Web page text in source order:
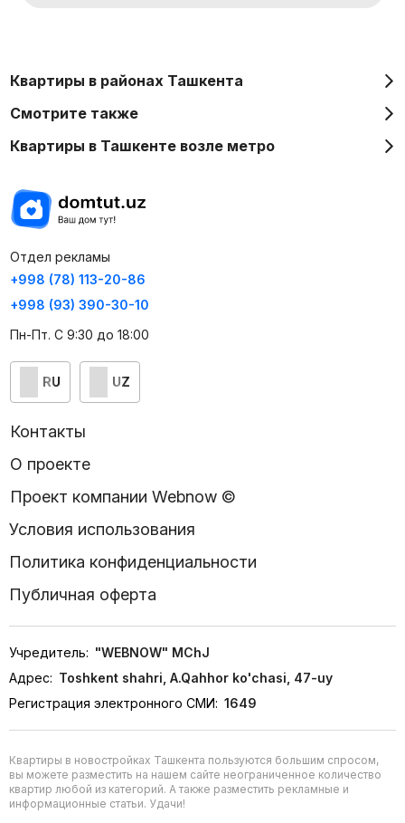
Квартиры в районах Ташкента
Смотрите также
Квартиры в Ташкенте возле метро
Отдел рекламы
+998 (78) 113-20-86
+998 (93) 390-30-10
Пн-Пт. С 9:30 до 18:00
RU UZ
Контакты
О проекте
Проект компании Webnow ©
Условия использования
Политика конфиденциальности
Публичная оферта
Учредитель: "WEBNOW" MChJ
Адрес: Toshkent shahri, A.Qahhor ko'chasi, 47-uy
Регистрация электронного СМИ: 1649
Квартиры в новостройках Ташкента пользуются большим спросом,
вы можете разместить на нашем сайте неограниченное количество
квартир любой из категорий. А также разместить рекламные и
информационные статьи. Удачи!